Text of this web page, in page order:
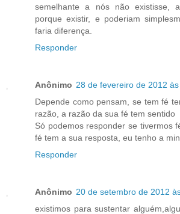
semelhante a nós não existisse,
porque existir, e poderiam
faria diferença.
Responder
Anônimo 28 de fevereiro de 2012
Depende como pensam, se tem fé
razão, a razão da sua fé tem sentido
Só podemos responder se tivermos
fé tem a sua resposta, eu tenho a
Responder
Anônimo 20 de setembro de 2012
existimos para sustentar